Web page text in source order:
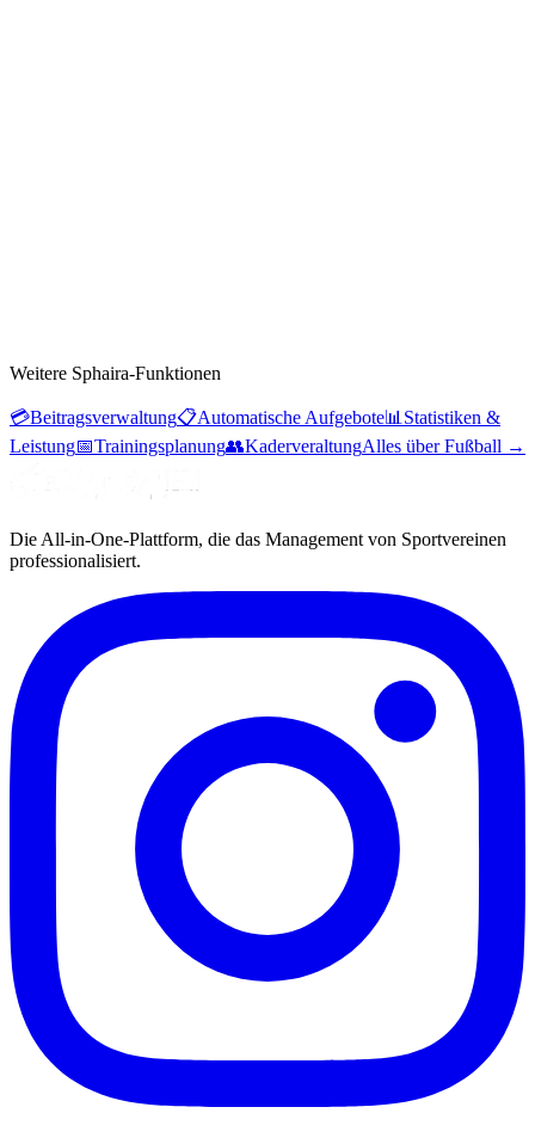
Weitere Sphaira-Funktionen
💳Beitragsverwaltung📋Automatische Aufgebote📊 Statistiken &
Leistung📅Trainingsplanung👥KaderveraltungAlles über Fußball →
Die All-in-One-Plattform, die das Management von Sportvereinen
professionalisiert.